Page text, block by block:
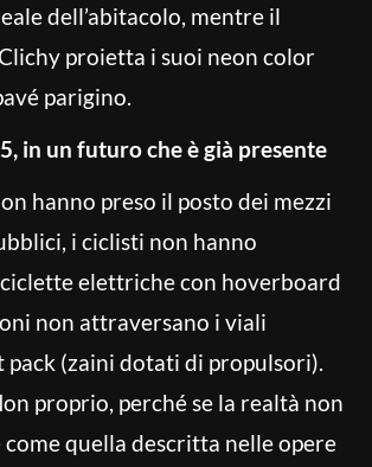
dell’abitacolo, mentre il
proietta i suoi neon color
parigino.
in un futuro che è già presente
hanno preso il posto dei mezzi
i ciclisti non hanno
elettriche con hoverboard
non attraversano i viali
pack (zaini dotati di propulsori).
proprio, perché se la realtà non
quella descritta nelle opere